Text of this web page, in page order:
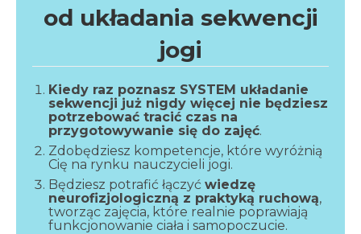
od układania sekwencji
jogi
Kiedy raz poznasz SYSTEM układanie
sekwencji już nigdy więcej nie będziesz
potrzebować tracić czas na
przygotowywanie się do zajęć.
Zdobędziesz kompetencje, które wyróżnią
Cię na rynku nauczycieli jogi.
Będziesz potrafić łączyć wiedzę
neurofizjologiczną z praktyką ruchową,
tworząc zajęcia, które realnie poprawiają
funkcjonowanie ciała i samopoczucie.